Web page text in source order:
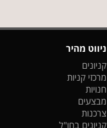
ניווט מהיר
קניונים
מרכזי קניות
חנויות
מבצעים
צרכנות
קניונים בחו"ל